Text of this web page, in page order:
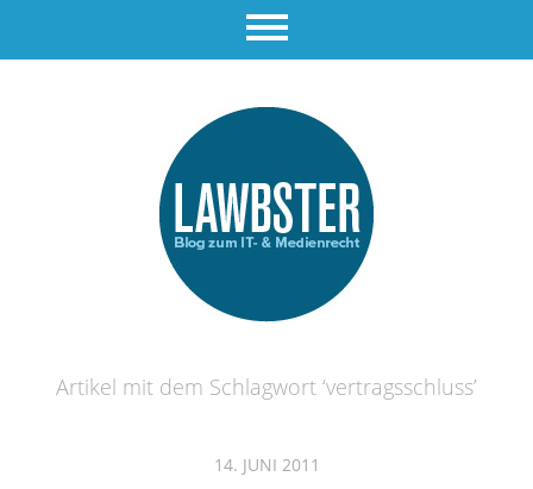
Artikel mit dem Schlagwort ‘vertragsschluss’
14. JUNI 2011